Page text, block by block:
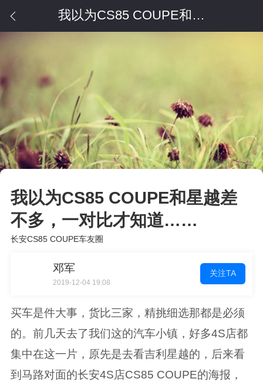
我以为CS85 COUPE和星越差不多，一对比才知道……
我以为CS85 COUPE和星越差
不多，一对比才知道……
长安CS85 COUPE车友圈
邓军
2019-12-04 19:08
关注TA
买车是件大事，货比三家，精挑细选那都是必须
的。前几天去了我们这的汽车小镇，好多4S店都
集中在这一片，原先是去看吉利星越的，后来看
到马路对面的长安4S店CS85 COUPE的海报，